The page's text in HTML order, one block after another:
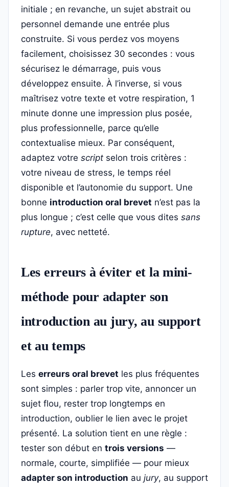
initiale ; en revanche, un sujet abstrait ou
personnel demande une entrée plus
construite. Si vous perdez vos moyens
facilement, choisissez 30 secondes : vous
sécurisez le démarrage, puis vous
développez ensuite. À l’inverse, si vous
maîtrisez votre texte et votre respiration, 1
minute donne une impression plus posée,
plus professionnelle, parce qu’elle
contextualise mieux. Par conséquent,
adaptez votre script selon trois critères :
votre niveau de stress, le temps réel
disponible et l’autonomie du support. Une
bonne introduction oral brevet n’est pas la
plus longue ; c’est celle que vous dites sans
rupture, avec netteté.
Les erreurs à éviter et la mini-
méthode pour adapter son
introduction au jury, au support
et au temps
Les erreurs oral brevet les plus fréquentes
sont simples : parler trop vite, annoncer un
sujet flou, rester trop longtemps en
introduction, oublier le lien avec le projet
présenté. La solution tient en une règle :
tester son début en trois versions —
normale, courte, simplifiée — pour mieux
adapter son introduction au jury, au support